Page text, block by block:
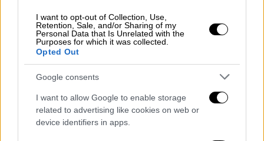
I want to opt-out of Collection, Use,
Retention, Sale, and/or Sharing of my
Personal Data that Is Unrelated with the
Purposes for which it was collected.
Opted Out
Google consents
I want to allow Google to enable storage
related to advertising like cookies on web or
device identifiers in apps.
Πολιτική|04.06.2026 21:30